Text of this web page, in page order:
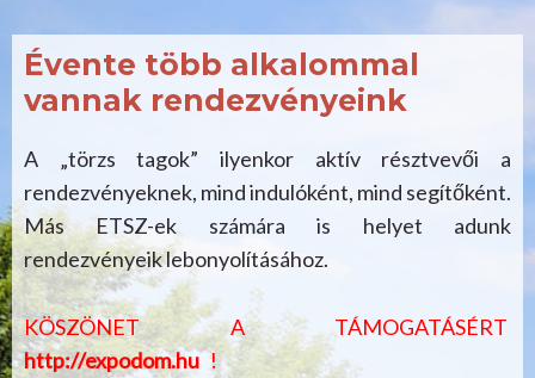
Évente több alkalommal
vannak rendezvényeink
A „törzs tagok” ilyenkor aktív résztvevői a
rendezvényeknek, mind indulóként, mind segítőként.
Más ETSZ-ek számára is helyet adunk
rendezvényeik lebonyolításához.
KÖSZÖNET A TÁMOGATÁSÉRT
http://expodom.hu!